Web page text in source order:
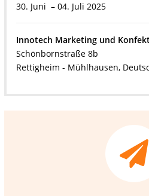
30. Juni – 04. Juli 2025
Innotech Marketing und
Schönbornstraße 8b
Rettigheim - Mühlhausen,